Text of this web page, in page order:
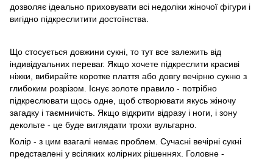
дозволяє ідеально приховувати всі недоліки жіночої фігури і
вигідно підкреслитити достоїнства.
Що стосується довжини сукні, то тут все залежить від
індивідуальних переваг. Якщо хочете підкреслити красиві
ніжки, вибирайте коротке плаття або довгу вечірню сукню з
глибоким розрізом. Існує золоте правило - потрібно
підкреслювати щось одне, щоб створювати якусь жіночу
загадку і таємничість. Якщо відкрити відразу і ноги, і зону
декольте - це буде виглядати трохи вульгарно.
Колір - з цим взагалі немає проблем. Сучасні вечірні сукні
представлені у всіляких колірних рішеннях. Головне -